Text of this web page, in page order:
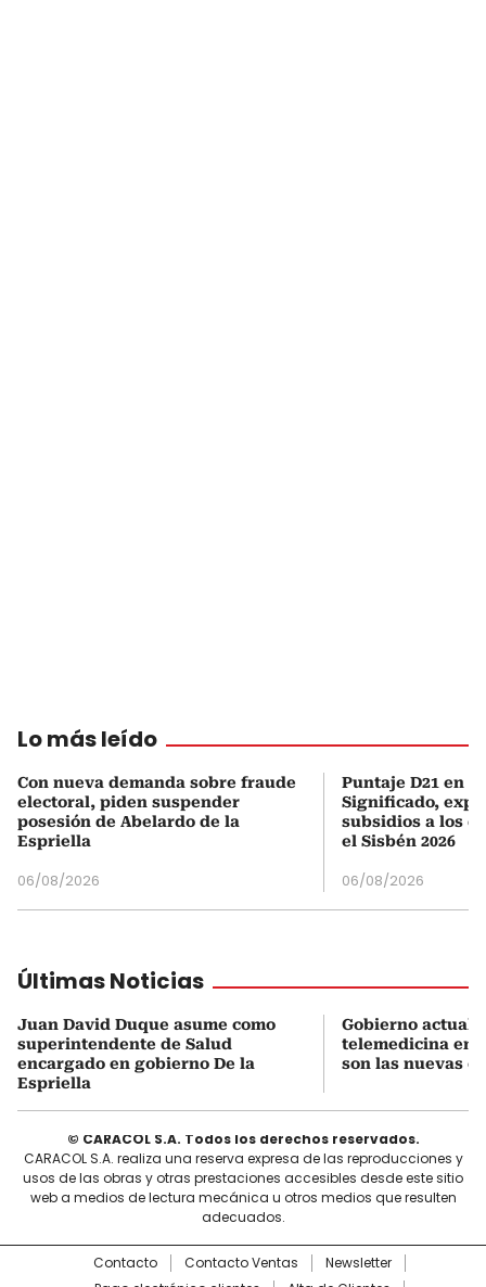
Lo más leído
Con nueva demanda sobre fraude
electoral, piden suspender
posesión de Abelardo de la
Espriella
06/08/2026
Puntaje D21 en
Significado,
subsidios a los
el Sisbén 2026
06/08/2026
Últimas Noticias
Juan David Duque asume como
superintendente de Salud
encargado en gobierno De la
Espriella
Gobierno
telemedicina en
son las nuevas
© CARACOL S.A. Todos los derechos reservados.
CARACOL S.A. realiza una reserva expresa de las reproducciones y
usos de las obras y otras prestaciones accesibles desde este sitio
web a medios de lectura mecánica u otros medios que resulten
adecuados.
Contacto Contacto Ventas
Newsletter